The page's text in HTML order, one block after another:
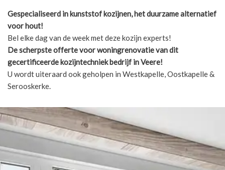
Gespecialiseerd in kunststof kozijnen, het duurzame alternatief
voor hout!
Bel elke dag van de week met deze kozijn experts!
De scherpsteofferte voor woningrenovatie van dit
gecertificeerde kozijntechniek bedrijf in Veere!
U wordt uiteraard ook geholpen in Westkapelle, Oostkapelle &
Serooskerke.